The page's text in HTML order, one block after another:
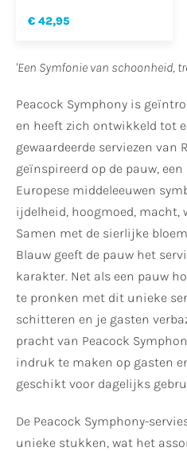
€ 42,95
'Een Symfonie van schoonheid,
Peacock Symphony is
en heeft zich ontwikkeld tot
gewaardeerde serviezen van
geïnspireerd op de pauw,
Europese middeleeuwen
ijdelheid, hoogmoed, macht,
Samen met de sierlijke
Blauw geeft de pauw het
karakter. Net als een pauw
te pronken met dit unieke
schitteren en je gasten
pracht van Peacock
indruk te maken op gasten
geschikt voor dagelijks
De Peacock Symphony-
unieke stukken, wat het